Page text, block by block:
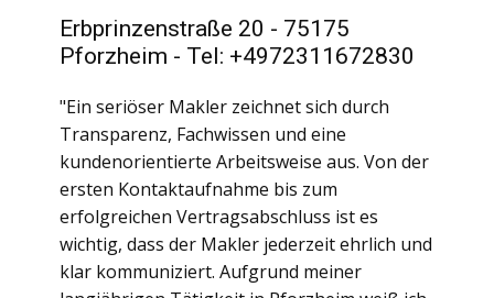
Erbprinzenstraße 20 - 75175
Pforzheim - Tel: +4972311672830
"Ein seriöser Makler zeichnet sich durch
Transparenz, Fachwissen und eine
kundenorientierte Arbeitsweise aus. Von der
ersten Kontaktaufnahme bis zum
erfolgreichen Vertragsabschluss ist es
wichtig, dass der Makler jederzeit ehrlich und
klar kommuniziert. Aufgrund meiner